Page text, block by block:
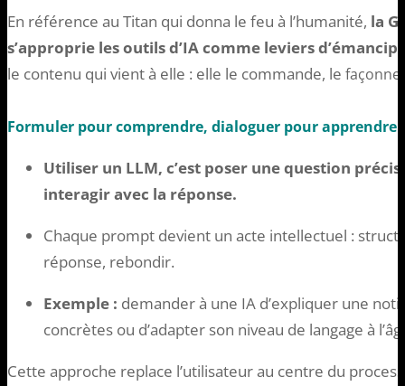
En référence au Titan qui donna le feu à l’humanité, la
s’approprie les outils d’IA comme leviers
le contenu qui vient à elle : elle le commande, le façonne,
Formuler pour comprendre, dialoguer pour apprendre :
Utiliser un LLM, c’est poser une question
interagir avec la réponse.
Chaque prompt devient un acte intellectuel :
réponse, rebondir.
Exemple : demander à une IA d’expliquer une
concrètes ou d’adapter son niveau de langage à
Cette approche replace l’utilisateur au centre du